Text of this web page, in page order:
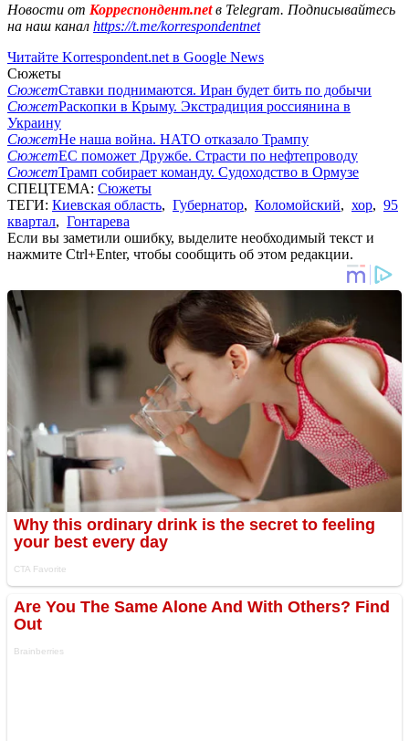
Новости от Корреспондент.netв Telegram. Подписывайтесь
на наш канал https://t.me/korrespondentnet
Читайте Korrespondent.net в Google News
Сюжеты
СюжетСтавки поднимаются. Иран будет бить по добычи
СюжетРаскопки в Крыму. Экстрадиция россиянина в
Украину
СюжетНе наша война. НАТО отказало Трампу
СюжетЕС поможет Дружбе. Страсти по нефтепроводу
СюжетТрамп собирает команду. Судоходство в Ормузе
СПЕЦТЕМА: Сюжеты
ТЕГИ: Киевская область, Губернатор, Коломойский, хор, 95
квартал, Гонтарева
Если вы заметили ошибку, выделите необходимый текст и
нажмите Ctrl+Enter, чтобы сообщить об этом редакции.